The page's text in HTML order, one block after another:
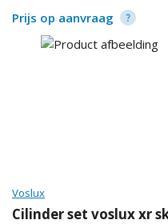
Prijs op aanvraag
Voslux
Cilinder set voslux xr